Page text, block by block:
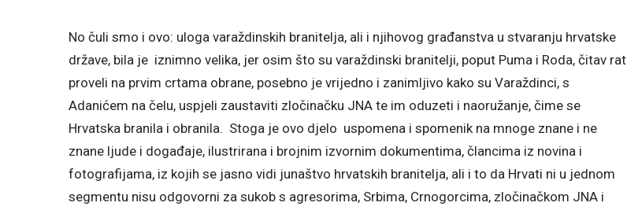
No čuli smo i ovo: uloga varaždinskih branitelja, ali i njihovog građanstva u stvaranju hrvatske
države, bila je iznimno velika, jer osim što su varaždinski branitelji, poput Puma i Roda, čitav rat
proveli na prvim crtama obrane, posebno je vrijedno i zanimljivo kako su Varaždinci, s
Adanićem na čelu, uspjeli zaustaviti zločinačku JNA te im oduzeti i naoružanje, čime se
Hrvatska branila i obranila. Stoga je ovo djelo uspomena i spomenik na mnoge znane i ne
znane ljude i događaje, ilustrirana i brojnim izvornim dokumentima, člancima iz novina i
fotografijama, iz kojih se jasno vidi junaštvo hrvatskih branitelja, ali i to da Hrvati ni u jednom
segmentu nisu odgovorni za sukob s agresorima, Srbima, Crnogorcima, zločinačkom JNA i